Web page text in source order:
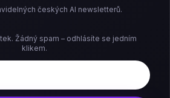
českých AI newsletterů.
Žádný spam – odhlásíte se jedním
klikem.